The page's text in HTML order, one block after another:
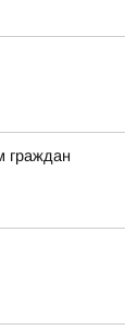
граждан